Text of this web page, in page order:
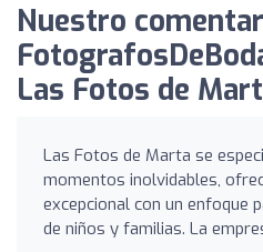
Nuestro
Las Fotos de
Las Fotos de Marta se
momentos inolvidables,
excepcional con un enfoque
de niños y familias. La